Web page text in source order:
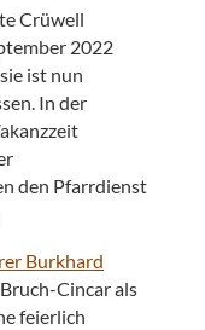
Crüwell
2022
ist nun
In der
den Pfarrdienst
Burkhard
Cincar als
feierlich